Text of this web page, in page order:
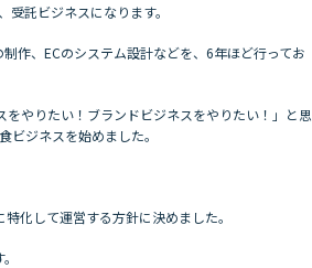
受託ビジネスになります。
作、ECのシステム設計などを、6年ほど行ってお
やりたい！ブランドビジネスをやりたい！」と思
ビジネスを始めました。
化して運営する方針に決めました。